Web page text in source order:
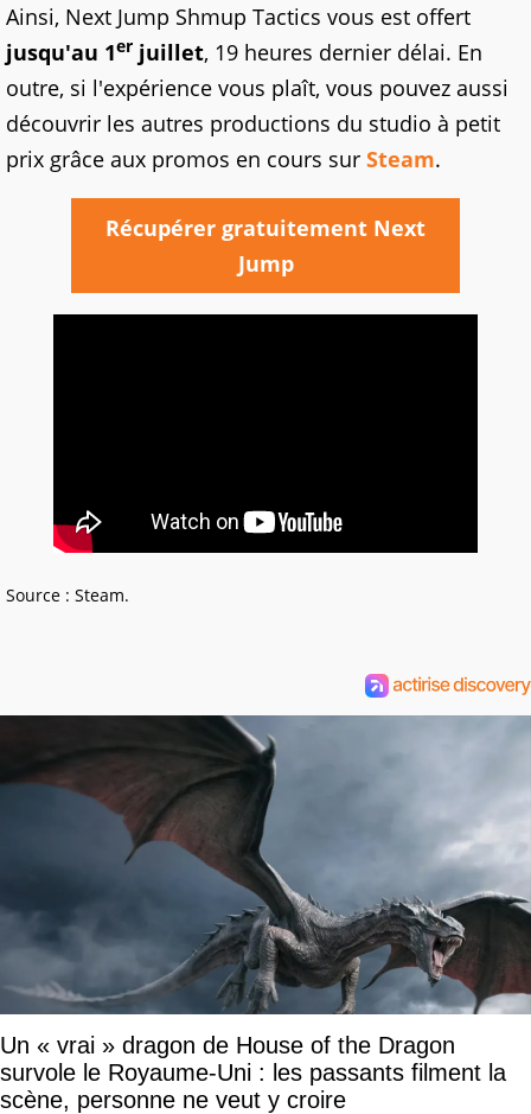
Ainsi, Next Jump Shmup Tactics vous est offert
jusqu'au 1er juillet, 19 heures dernier délai. En
outre, si l'expérience vous plaît, vous pouvez aussi
découvrir les autres productions du studio à petit
prix grâce aux promos en cours sur Steam.
Récupérer gratuitement Next
Jump
Source : Steam.
Un « vrai » dragon de House of the Dragon
survole le Royaume-Uni : les passants filment la
scène, personne ne veut y croire